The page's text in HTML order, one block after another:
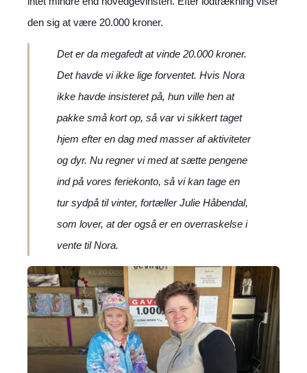
den sig at være 20.000 kroner.
Det er da megafedt at vinde 20.000 kroner.
Det havde vi ikke lige forventet. Hvis Nora
ikke havde insisteret på, hun ville hen at
pakke små kort op, så var vi sikkert taget
hjem efter en dag med masser af aktiviteter
og dyr. Nu regner vi med at sætte pengene
ind på vores feriekonto, så vi kan tage en
tur sydpå til vinter, fortæller Julie Håbendal,
som lover, at der også er en overraskelse i
vente til Nora.